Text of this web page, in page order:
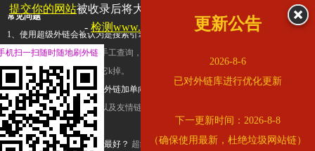
常见问题
1、使用超级外链会被认为是搜索引擎优化作弊吗？ 超级外链只是一个简便而集成
查询工具，模拟的是正常手工查询，不是作弊。如果是作弊，那您可以使用超级外
推广竞争对手的网址，让它k掉。
2、网站优化单纯依靠超级外链加单向链接可行吗？
链，需要结合普通的外链以及友情链接，您可以到站长论坛发布外链，到友情链接
台交换友情链接。
3、如何使用超级外链效果最好？ 超级外链不同于普通的外链，它是动态的链接，
提交你的网站被收录后将大幅提升流量和外链，
查看展示页面
- 检测www.cqkjg.cn是否收录更新公告
2026-8-6
已对外链库进行优化更新
下一更新时间：2026-8-8
（确保使用最新，杜绝垃圾网站链）
机扫一扫随时随地刷外链